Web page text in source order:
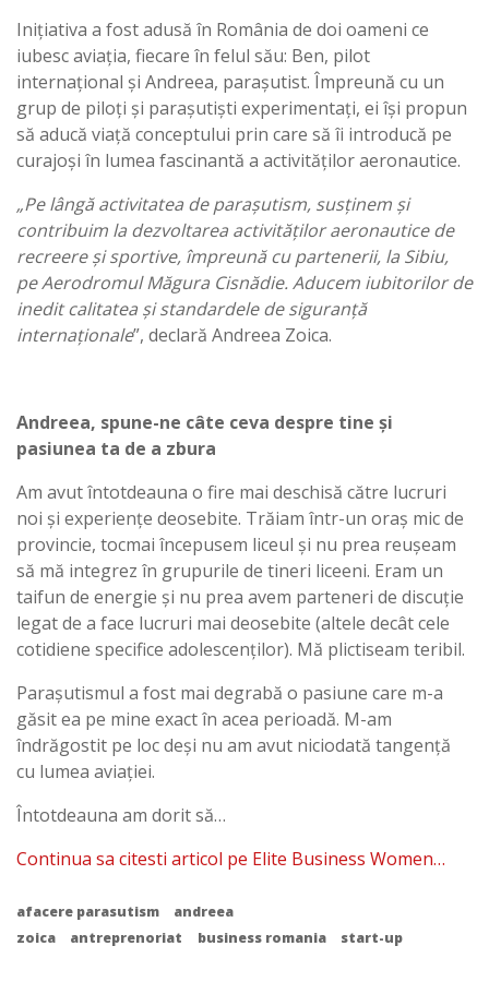
Inițiativa a fost adusă în România de doi oameni ce
iubesc aviația, fiecare în felul său: Ben, pilot
internațional și Andreea, parașutist. Împreună cu un
grup de piloți și parașutiști experimentați, ei își propun
să aducă viață conceptului prin care să îi introducă pe
curajoși în lumea fascinantă a activităților aeronautice.
„Pe lângă activitatea de parașutism, susținem și
contribuim la dezvoltarea activităților aeronautice de
recreere și sportive, împreună cu partenerii, la Sibiu,
pe Aerodromul Măgura Cisnădie. Aducem iubitorilor de
inedit calitatea și standardele de siguranță
internaționale”, declară Andreea Zoica.
Andreea, spune-ne câte ceva despre tine și
pasiunea ta de a zbura
Am avut întotdeauna o fire mai deschisă către lucruri
noi și experiențe deosebite. Trăiam într-un oraș mic de
provincie, tocmai începusem liceul și nu prea reușeam
să mă integrez în grupurile de tineri liceeni. Eram un
taifun de energie și nu prea avem parteneri de discuție
legat de a face lucruri mai deosebite (altele decât cele
cotidiene specifice adolescenților). Mă plictiseam teribil.
Parașutismul a fost mai degrabă o pasiune care m-a
găsit ea pe mine exact în acea perioadă. M-am
îndrăgostit pe loc deși nu am avut niciodată tangență
cu lumea aviației.
Întotdeauna am dorit să…
Continua sa citesti articol pe Elite Business Women…
afacere parasutism
andreea
zoica
antreprenoriat business romania start-up